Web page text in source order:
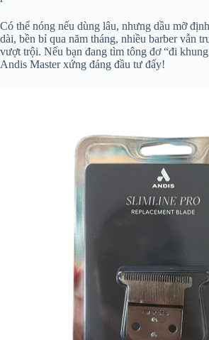
Có thể nóng nếu dùng lâu, nhưng dầu mỡ
dài, bền bỉ qua năm tháng, nhiều barber vẫn
vượt trội. Nếu bạn đang tìm tông đơ “đi
Andis Master xứng đáng đầu tư đấy!